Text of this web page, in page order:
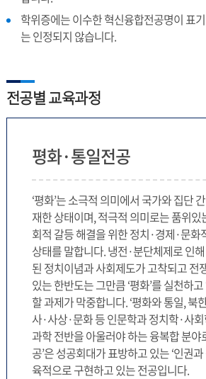
학위증에는 이수한 혁신융합전공명이 표
는 인정되지 않습니다.
전공별 교육과정
평화·통일전공
‘평화’는 소극적 의미에서 국가와 집단
재한 상태이며, 적극적 의미로는 품위있
회적 갈등 해결을 위한 정치·경제·문화
상태를 말합니다. 냉전·분단체제로 인
된 정치이념과 사회제도가 고착되고 전
있는 한반도는 그만큼 ‘평화’를 실천하고
할 과제가 막중합니다. ‘평화와 통일, 북
사·사상·문화 등 인문학과 정치학·사
과학 전반을 아울러야 하는 융복합 분야
공’은 성공회대가 표방하고 있는 ‘인권
육적으로 구현하고 있는 전공입니다.